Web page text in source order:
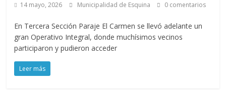
14 mayo, 2026 Municipalidad de Esquina 0 comentarios
En Tercera Sección Paraje El Carmen se llevó adelante un
gran Operativo Integral, donde muchísimos vecinos
participaron y pudieron acceder
Leer más